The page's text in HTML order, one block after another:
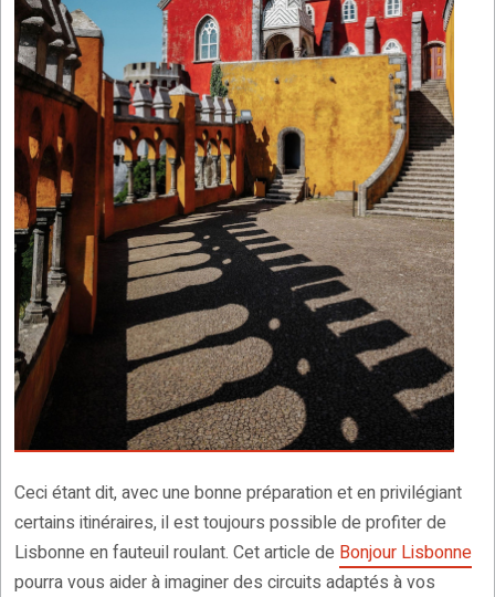
Ceci étant dit, avec une bonne préparation et en privilégiant
certains itinéraires, il est toujours possible de profiter de
Lisbonne en fauteuil roulant. Cet article de Bonjour Lisbonne
pourra vous aider à imaginer des circuits adaptés à vos